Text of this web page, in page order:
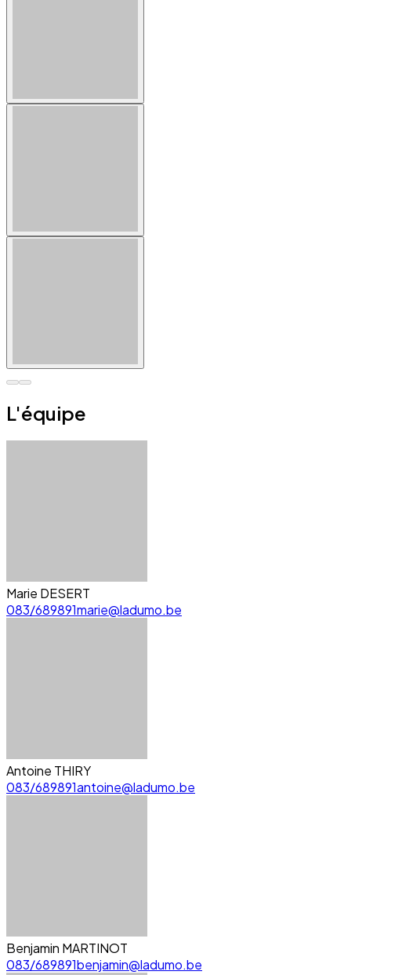
L'équipe
Marie DESERT
083/689891marie@ladumo.be
Antoine THIRY
083/689891antoine@ladumo.be
Benjamin MARTINOT
083/689891benjamin@ladumo.be